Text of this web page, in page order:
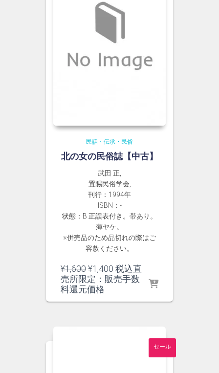
民話・伝承・民俗
北の女の民俗誌【中古】
武田 正,
置賜民俗学会,
刊行：1994年
ISBN：-
状態：B 正誤表付き。帯あり。
薄ヤケ。
※併売品のため品切れの際はご
容赦ください。
¥1,600元
の
価
¥1,400 現
在
税込直
売所限定：販売手数
料還元価格
セール